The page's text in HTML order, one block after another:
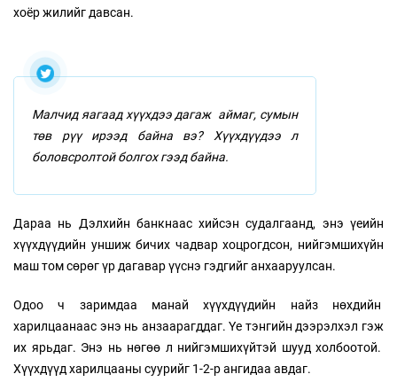
хоёр жилийг давсан.
Малчид яагаад хүүхдээ дагаж аймаг, сумын
төв рүү ирээд байна вэ? Хүүхдүүдээ л
боловсролтой болгох гээд байна.
Дараа нь Дэлхийн банкнаас хийсэн судалгаанд, энэ үеийн
хүүхдүүдийн уншиж бичих чадвар хоцрогдсон, нийгэмшихүйн
маш том сөрөг үр дагавар үүснэ гэдгийг анхааруулсан.
Одоо ч заримдаа манай хүүхдүүдийн найз нөхдийн
харилцаанаас энэ нь анзаарагддаг. Үе тэнгийн дээрэлхэл гэж
их ярьдаг. Энэ нь нөгөө л нийгэмшихүйтэй шууд холбоотой.
Хүүхдүүд харилцааны суурийг 1-2-р ангидаа авдаг.